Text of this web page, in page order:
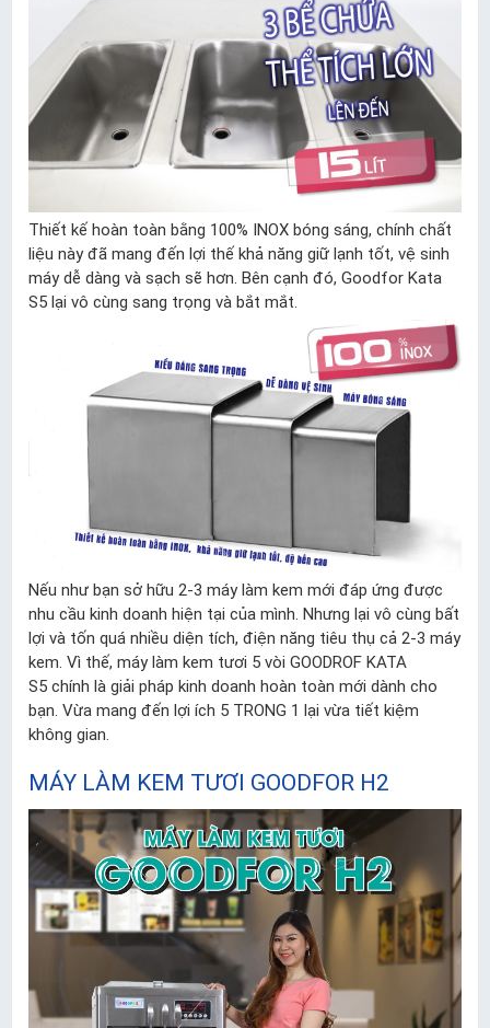
Thiết kế hoàn toàn bằng 100% INOX bóng sáng, chính chất
liệu này đã mang đến lợi thế khả năng giữ lạnh tốt, vệ sinh
máy dễ dàng và sạch sẽ hơn. Bên cạnh đó, Goodfor Kata
S5 lại vô cùng sang trọng và bắt mắt.
Nếu như bạn sở hữu 2-3 máy làm kem mới đáp ứng được
nhu cầu kinh doanh hiện tại của mình. Nhưng lại vô cùng bất
lợi và tốn quá nhiều diện tích, điện năng tiêu thụ cả 2-3 máy
kem. Vì thế, máy làm kem tươi 5 vòi GOODROF KATA
S5 chính là giải pháp kinh doanh hoàn toàn mới dành cho
bạn. Vừa mang đến lợi ích 5 TRONG 1 lại vừa tiết kiệm
không gian.
MÁY LÀM KEM TƯƠI GOODFOR H2